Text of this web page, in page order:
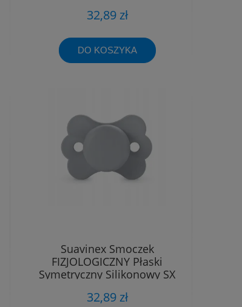
32,89 zł
DO KOSZYKA
Suavinex Smoczek
FIZJOLOGICZNY Płaski
Symetryczny Silikonowy SX
32,89 zł